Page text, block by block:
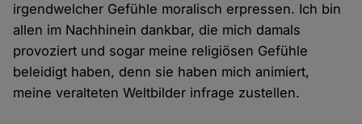
irgendwelcher Gefühle moralisch erpressen. Ich bin
allen im Nachhinein dankbar, die mich damals
provoziert und sogar meine religiösen Gefühle
beleidigt haben, denn sie haben mich animiert,
meine veralteten Weltbilder infrage zustellen.